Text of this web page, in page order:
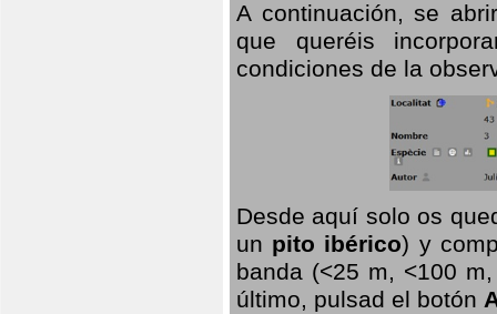
A continuación, se
que queréis
condiciones de la
Desde aquí solo os
un pito ibérico) y
banda (<25 m, <100
último, pulsad el botón